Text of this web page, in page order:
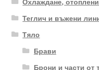
Теглич и въжени
Тяло
Брави
Брони и части от